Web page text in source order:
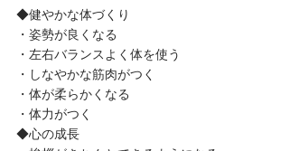
◆健やかな体づくり
・姿勢が良くなる
・左右バランスよく体を使う
・しなやかな筋肉がつく
・体が柔らかくなる
・体力がつく
◆心の成長